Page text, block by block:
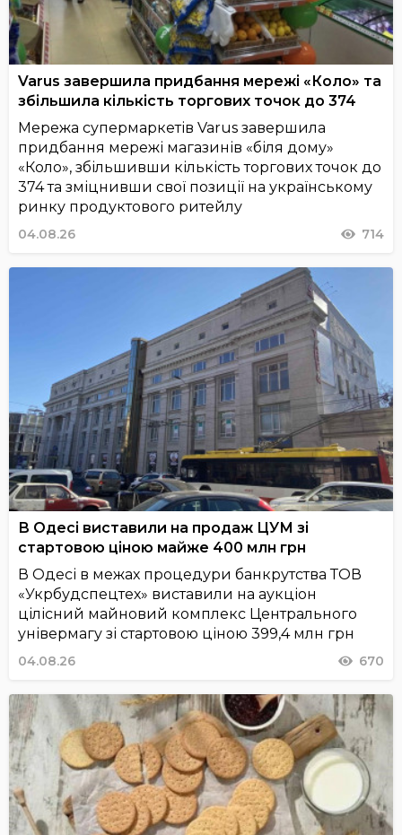
Varus завершила придбання мережі «Коло» та
збільшила кількість торгових точок до 374
Мережа супермаркетів Varus завершила
придбання мережі магазинів «біля дому»
«Коло», збільшивши кількість торгових точок до
374 та зміцнивши свої позиції на українському
ринку продуктового ритейлу
04.08.26 714
В Одесі виставили на продаж ЦУМ зі
стартовою ціною майже 400 млн грн
В Одесі в межах процедури банкрутства ТОВ
«Укрбудспецтех» виставили на аукціон
цілісний майновий комплекс Центрального
універмагу зі стартовою ціною 399,4 млн грн
04.08.26 670